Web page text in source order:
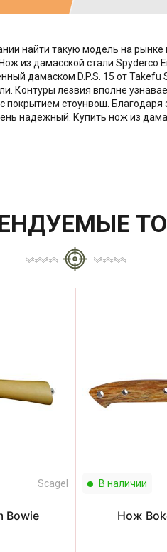
найти такую модель на
из дамасской стали
дамаском D.P.S. 15 от
Контуры лезвия вполне
стоунвош.
надежный. Купить нож из
Scagel
Bowie
В наличии
Нож